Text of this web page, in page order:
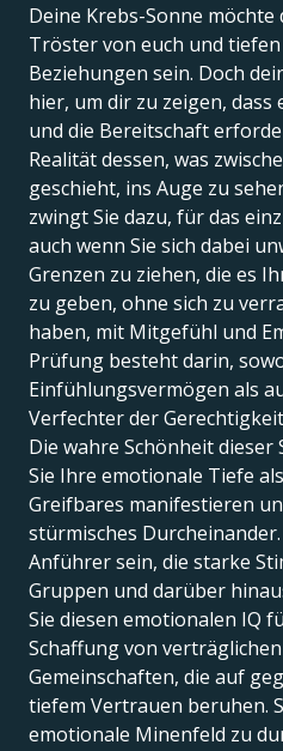
Deine Krebs-Sonne möchte
Tröster von euch und tiefen
Beziehungen sein. Doch
hier, um dir zu zeigen, dass
und die Bereitschaft
Realität dessen, was
geschieht, ins Auge zu
zwingt Sie dazu, für das
auch wenn Sie sich dabei
Grenzen zu ziehen, die es
zu geben, ohne sich zu
haben, mit Mitgefühl und
Prüfung besteht darin,
Einfühlungsvermögen als
Verfechter der
Die wahre Schönheit dieser
Sie Ihre emotionale Tiefe
Greifbares manifestieren
stürmisches Durcheinander.
Anführer sein, die starke
Gruppen und darüber
Sie diesen emotionalen IQ
Schaffung von verträglichen
Gemeinschaften, die auf
tiefem Vertrauen beruhen.
emotionale Minenfeld zu